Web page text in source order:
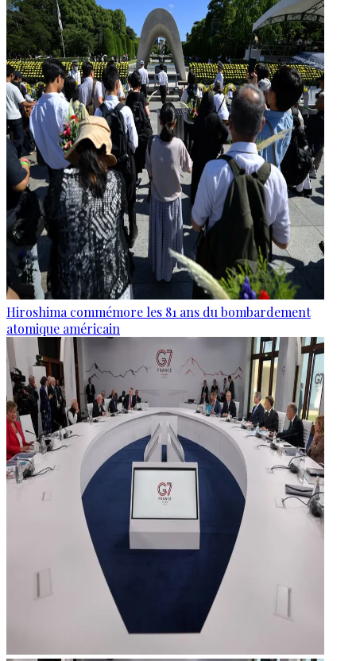
Hiroshima commémore les 81 ans du bombardement
atomique américain